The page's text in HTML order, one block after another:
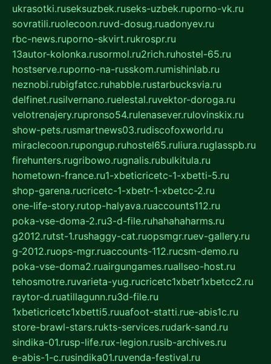
ukrasotki.ruseksuzbek.ruseks-uzbek.ruporno-vk.ru
sovratili.ruolecoon.ruvd-dosug.ruadonyev.ru
rbc-news.ruporno-skvirt.rukrospr.ru
13autor-kolonka.rusormol.ru2rich.ruhostel-65.ru
hostserve.ruporno-na-russkom.rumishinlab.ru
neznobi.rubigfatcc.ruhabble.rustarbucksvia.ru
delfinet.rusilvernano.ruelestal.ruvektor-doroga.ru
velotrenajery.rupronso54.rulenasever.rulovinskix.ru
show-pets.rusmartnews03.rudiscofoxworld.ru
miraclecoon.rupongup.ruhostel65.ruliura.ruglasspb.ru
firehunters.rugribowo.rugnalis.rubulkitula.ru
hometown-france.ru1-xbeticricetc-1-xbetti-5.ru
shop-garena.rucricetc-1-xbetr-1-xbetcc-2.ru
one-life-story.rutop-halyava.ruaccounts112.ru
poka-vse-doma-2.ru3-d-file.ruhahahaharms.ru
g2012.rutst-1.rushaggy-cat.ruopsmgr.ruev-gallery.ru
g-2012.ruops-mgr.ruaccounts-112.rucsm-demo.ru
poka-vse-doma2.ruairgungames.ruallseo-host.ru
tehosmotre.ruvarieta-yug.rucricetc1xbetr1xbetcc2.ru
raytor-d.ruatillagunn.ru3d-file.ru
1xbeticricetc1xbetti5.ruuafoot-statti.rue-abis1c.ru
store-brawl-stars.rukts-services.rudark-sand.ru
sindika-01.rusp-life.rux-legion.rusib-archives.ru
e-abis-1-c.rusindika01.ruvenda-festival.ru